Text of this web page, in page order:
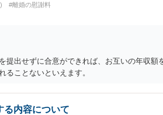
#離婚の慰謝料
提出せずに合意ができれば、お互いの年収額
ることないといえます。
る内容について